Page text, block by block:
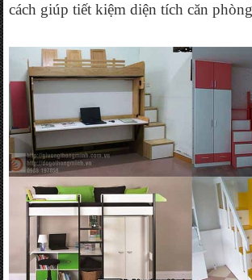
cách giúp tiết kiệm diện tích căn